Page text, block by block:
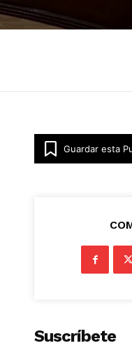
Guardar esta
Suscríbete